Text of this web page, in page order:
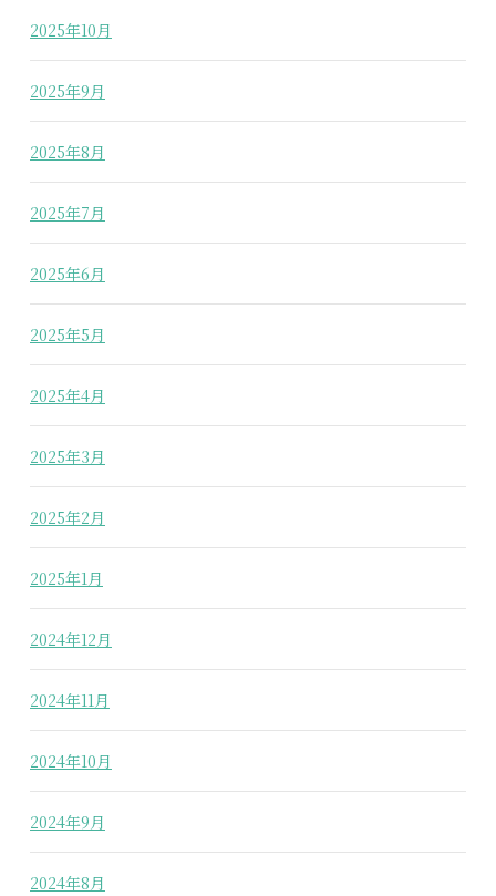
2025年10月
2025年9月
2025年8月
2025年7月
2025年6月
2025年5月
2025年4月
2025年3月
2025年2月
2025年1月
2024年12月
2024年11月
2024年10月
2024年9月
2024年8月